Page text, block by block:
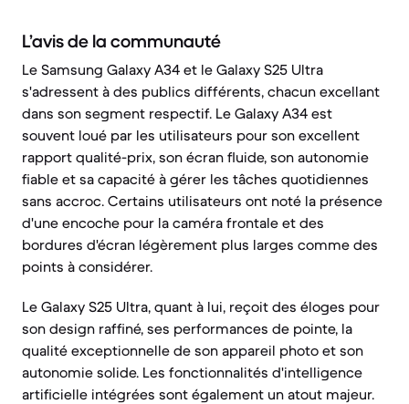
L’avis de la communauté
Le Samsung Galaxy A34 et le Galaxy S25 Ultra
s'adressent à des publics différents, chacun excellant
dans son segment respectif. Le Galaxy A34 est
souvent loué par les utilisateurs pour son excellent
rapport qualité-prix, son écran fluide, son autonomie
fiable et sa capacité à gérer les tâches quotidiennes
sans accroc. Certains utilisateurs ont noté la présence
d'une encoche pour la caméra frontale et des
bordures d'écran légèrement plus larges comme des
points à considérer.
Le Galaxy S25 Ultra, quant à lui, reçoit des éloges pour
son design raffiné, ses performances de pointe, la
qualité exceptionnelle de son appareil photo et son
autonomie solide. Les fonctionnalités d'intelligence
artificielle intégrées sont également un atout majeur.